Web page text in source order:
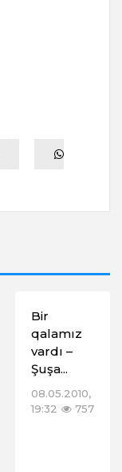
Bir
qalamız
vardı –
Şuşa...
08.05.2010,
19:32
757